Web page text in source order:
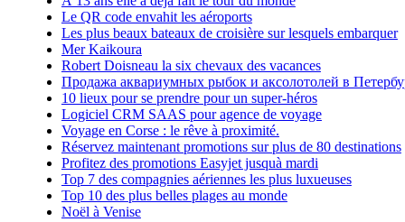
Le QR code envahit les aéroports
Les plus beaux bateaux de croisière sur lesquels embarquer
Mer Kaikoura
Robert Doisneau la six chevaux des vacances
Продажа аквариумных рыбок и аксолотолей в
10 lieux pour se prendre pour un super-héros
Logiciel CRM SAAS pour agence de voyage
Voyage en Corse : le rêve à proximité.
Réservez maintenant promotions sur plus de 80 destinations
Profitez des promotions Easyjet jusquà mardi
Top 7 des compagnies aériennes les plus luxueuses
Top 10 des plus belles plages au monde
Noël à Venise